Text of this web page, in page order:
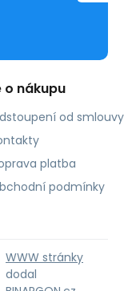
o nákupu
od smlouvy
platba
podmínky
WWW stránky
dodal